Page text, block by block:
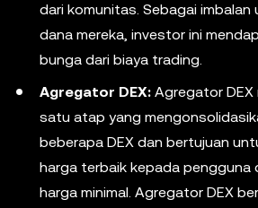
dari komunitas. Sebagai imbalan
dana mereka, investor ini
bunga dari biaya trading.
Agregator DEX: Agregator DEX
satu atap yang
beberapa DEX dan bertujuan
harga terbaik kepada pengguna
harga minimal. Agregator DEX